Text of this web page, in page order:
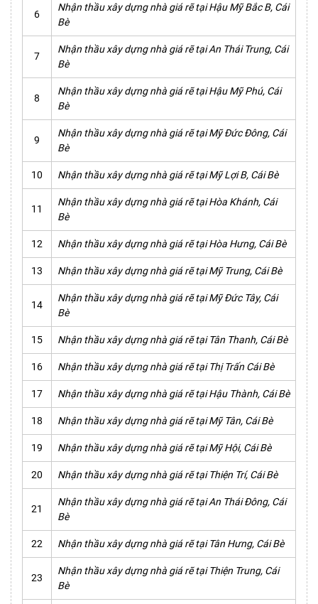
6
Nhận thầu xây dựng nhà giá rẽ tại Hậu Mỹ Bắc B, Cái
Bè
7
Nhận thầu xây dựng nhà giá rẽ tại An Thái Trung, Cái
Bè
8
Nhận thầu xây dựng nhà giá rẽ tại Hậu Mỹ Phú, Cái
Bè
9
Nhận thầu xây dựng nhà giá rẽ tại Mỹ Đức Đông, Cái
Bè
10 Nhận thầu xây dựng nhà giá rẽ tại Mỹ Lợi B, Cái Bè
11
Nhận thầu xây dựng nhà giá rẽ tại Hòa Khánh, Cái
Bè
12 Nhận thầu xây dựng nhà giá rẽ tại Hòa Hưng, Cái Bè
13 Nhận thầu xây dựng nhà giá rẽ tại Mỹ Trung, Cái Bè
14
Nhận thầu xây dựng nhà giá rẽ tại Mỹ Đức Tây, Cái
Bè
15 Nhận thầu xây dựng nhà giá rẽ tại Tân Thanh, Cái Bè
16 Nhận thầu xây dựng nhà giá rẽ tại Thị Trấn Cái Bè
17 Nhận thầu xây dựng nhà giá rẽ tại Hậu Thành, Cái Bè
18 Nhận thầu xây dựng nhà giá rẽ tại Mỹ Tân, Cái Bè
19 Nhận thầu xây dựng nhà giá rẽ tại Mỹ Hội, Cái Bè
20 Nhận thầu xây dựng nhà giá rẽ tại Thiện Trí, Cái Bè
21
Nhận thầu xây dựng nhà giá rẽ tại An Thái Đông, Cái
Bè
22 Nhận thầu xây dựng nhà giá rẽ tại Tân Hưng, Cái Bè
23
Nhận thầu xây dựng nhà giá rẽ tại Thiện Trung, Cái
Bè